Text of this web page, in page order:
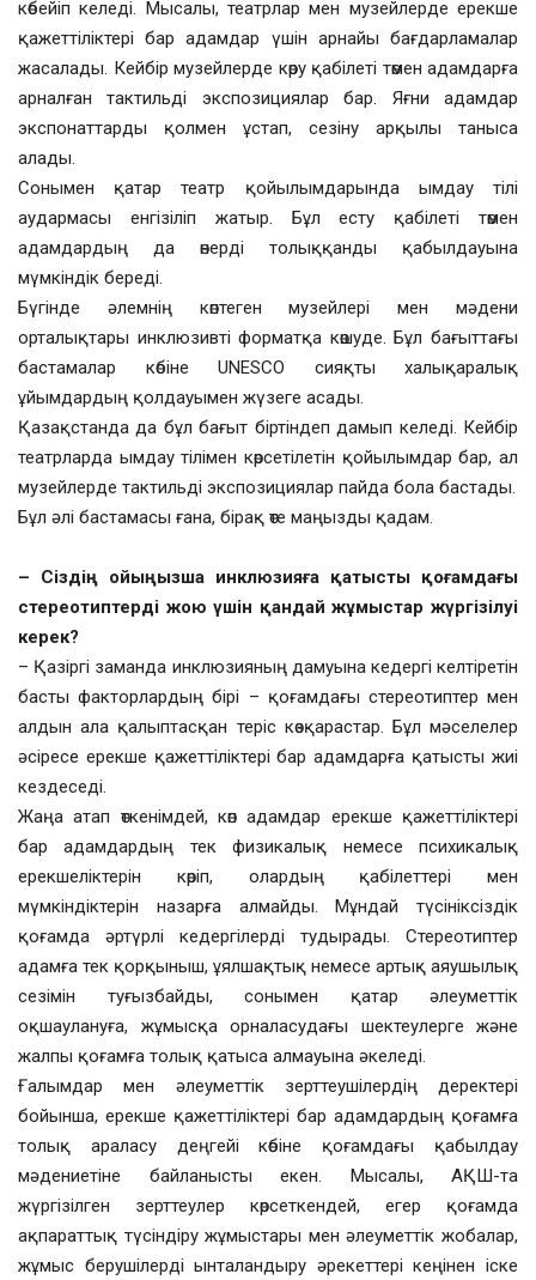
көбейіп келеді. Мысалы, театрлар мен музейлерде ерекше
қажеттіліктері бар адамдар үшін арнайы бағдарламалар
жасалады. Кейбір музейлерде көру қабілеті төмен адамдарға
арналған тактильді экспозициялар бар. Яғни адамдар
экспонаттарды қолмен ұстап, сезіну арқылы таныса
алады.
Сонымен қатар театр қойылымдарында ымдау тілі
аудармасы енгізіліп жатыр. Бұл есту қабілеті төмен
адамдардың да өнерді толыққанды қабылдауына
мүмкіндік береді.
Бүгінде әлемнің көптеген музейлері мен мәдени
орталықтары инклюзивті форматқа көшуде. Бұл бағыттағы
бастамалар көбіне UNESCO сияқты халықаралық
ұйымдардың қолдауымен жүзеге асады.
Қазақстанда да бұл бағыт біртіндеп дамып келеді. Кейбір
театрларда ымдау тілімен көрсетілетін қойылымдар бар, ал
музейлерде тактильді экспозициялар пайда бола бастады.
Бұл әлі бастамасы ғана, бірақ өте маңызды қадам.
– Сіздің ойыңызша инклюзияға қатысты қоғамдағы
стереотиптерді жою үшін қандай жұмыстар жүргізілуі
керек?
– Қазіргі заманда инклюзияның дамуына кедергі келтіретін
басты факторлардың бірі – қоғамдағы стереотиптер мен
алдын ала қалыптасқан теріс көзқарастар. Бұл мәселелер
әсіресе ерекше қажеттіліктері бар адамдарға қатысты жиі
кездеседі.
Жаңа атап өткенімдей, көп адамдар ерекше қажеттіліктері
бар адамдардың тек физикалық немесе психикалық
ерекшеліктерін көріп, олардың қабілеттері мен
мүмкіндіктерін назарға алмайды. Мұндай түсініксіздік
қоғамда әртүрлі кедергілерді тудырады. Стереотиптер
адамға тек қорқыныш, ұялшақтық немесе артық аяушылық
сезімін туғызбайды, сонымен қатар әлеуметтік
оқшаулануға, жұмысқа орналасудағы шектеулерге және
жалпы қоғамға толық қатыса алмауына әкеледі.
Ғалымдар мен әлеуметтік зерттеушілердің деректері
бойынша, ерекше қажеттіліктері бар адамдардың қоғамға
толық араласу деңгейі көбіне қоғамдағы қабылдау
мәдениетіне байланысты екен. Мысалы, АҚШ-та
жүргізілген зерттеулер көрсеткендей, егер қоғамда
ақпараттық түсіндіру жұмыстары мен әлеуметтік жобалар,
жұмыс берушілерді ынталандыру әрекеттері кеңінен іске